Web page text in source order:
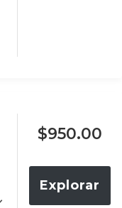
$950.00
Explorar